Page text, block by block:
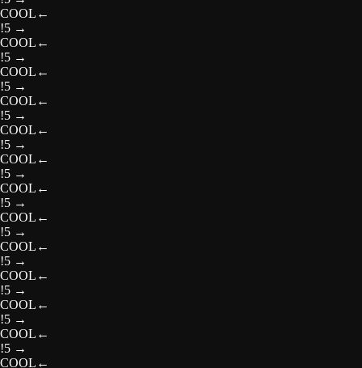
COOL ←
!5 →
COOL ←
!5 →
COOL ←
!5 →
COOL ←
!5 →
COOL ←
!5 →
COOL ←
!5 →
COOL ←
!5 →
COOL ←
!5 →
COOL ←
!5 →
COOL ←
!5 →
COOL ←
!5 →
COOL ←
!5 →
COOL ←